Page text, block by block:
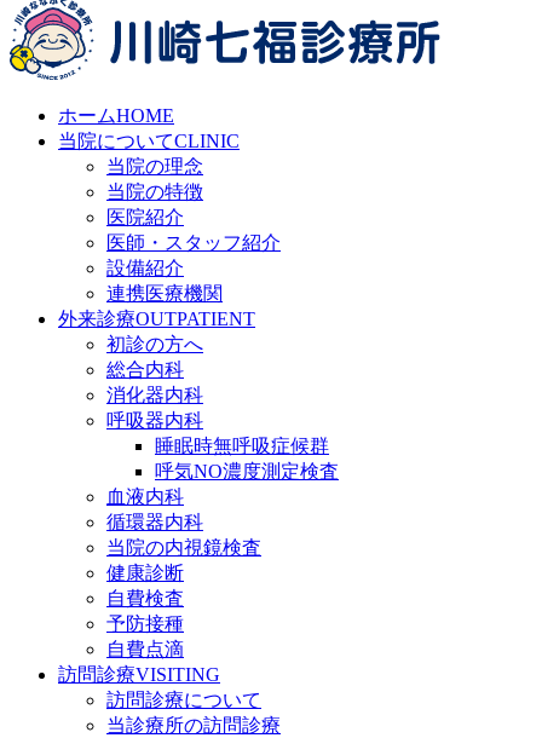
ホームHOME
当院についてCLINIC
当院の理念
当院の特徴
医院紹介
医師・スタッフ紹介
設備紹介
連携医療機関
外来診療OUTPATIENT
初診の方へ
総合内科
消化器内科
呼吸器内科
睡眠時無呼吸症候群
呼気NO濃度測定検査
血液内科
循環器内科
当院の内視鏡検査
健康診断
自費検査
予防接種
自費点滴
訪問診療VISITING
訪問診療について
当診療所の訪問診療